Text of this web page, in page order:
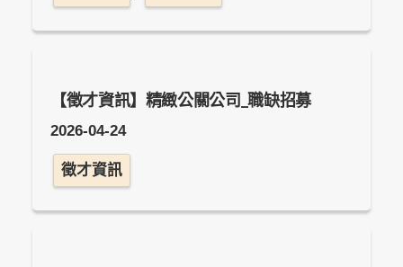
【徵才資訊】精緻公關公司_職缺招募
2026-04-24
徵才資訊